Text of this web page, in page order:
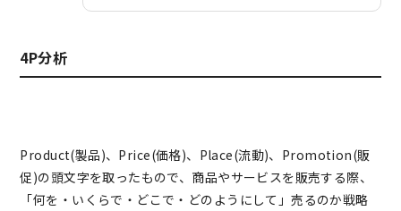
4P分析
Product(製品)、Price(価格)、Place(流動)、Promotion(販
促)の頭文字を取ったもので、商品やサービスを販売する際、
「何を・いくらで・どこで・どのようにして」売るのか戦略